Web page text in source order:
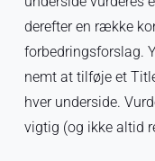
derefter en række
forbedringsforslag.
nemt at tilføje et
hver underside.
vigtig (og ikke altid